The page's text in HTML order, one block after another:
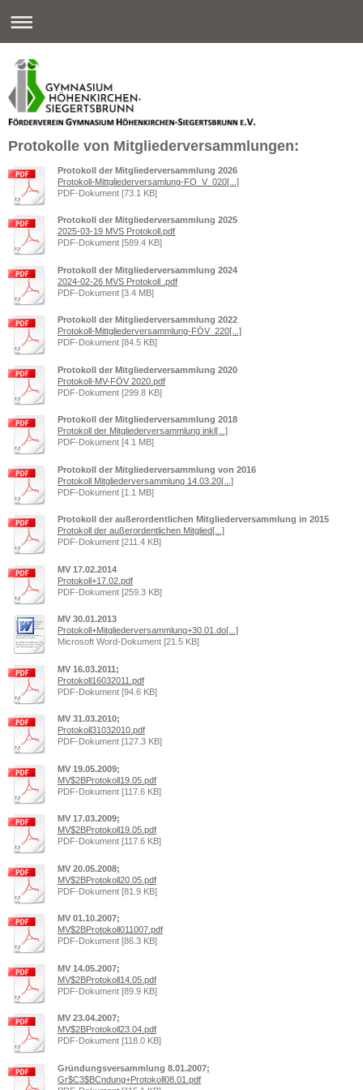
Protokolle von Mitgliederversammlungen:
Protokoll der Mitgliederversammlung 2026
Protokoll-Mittgliederversamlung-FO_V_020[...]
PDF-Dokument [73.1 KB]
Protokoll der Mitgliederversammlung 2025
2025-03-19 MVS Protokoll.pdf
PDF-Dokument [589.4 KB]
Protokoll der Mitgliederversammlung 2024
2024-02-26 MVS Protokoll .pdf
PDF-Dokument [3.4 MB]
Protokoll der Mitgliederversammlung 2022
Protokoll-Mittgliederversammlung-FÖV_220[...]
PDF-Dokument [84.5 KB]
Protokoll der Mitgliederversammlung 2020
Protokoll-MV-FÖV 2020.pdf
PDF-Dokument [299.8 KB]
Protokoll der Mitgliederversammlung 2018
Protokoll der Mitgliederversammlung inkl[...]
PDF-Dokument [4.1 MB]
Protokoll der Mitgliederversammlung von 2016
Protokoll Mitgliederversammlung 14.03.20[...]
PDF-Dokument [1.1 MB]
Protokoll der außerordentlichen Mitgliederversammlung in 2015
Protokoll der außerordentlichen Mitglied[...]
PDF-Dokument [211.4 KB]
MV 17.02.2014
Protokoll+17.02.pdf
PDF-Dokument [259.3 KB]
MV 30.01.2013
Protokoll+Mitgliederversammlung+30.01.do[...]
Microsoft Word-Dokument [21.5 KB]
MV 16.03.2011;
Protokoll16032011.pdf
PDF-Dokument [94.6 KB]
MV 31.03.2010;
Protokoll31032010.pdf
PDF-Dokument [127.3 KB]
MV 19.05.2009;
MV$2BProtokoll19.05.pdf
PDF-Dokument [117.6 KB]
MV 17.03.2009;
MV$2BProtokoll19.05.pdf
PDF-Dokument [117.6 KB]
MV 20.05.2008;
MV$2BProtokoll20.05.pdf
PDF-Dokument [81.9 KB]
MV 01.10.2007;
MV$2BProtokoll011007.pdf
PDF-Dokument [86.3 KB]
MV 14.05.2007;
MV$2BProtokoll14.05.pdf
PDF-Dokument [89.9 KB]
MV 23.04.2007;
MV$2BProtokoll23.04.pdf
PDF-Dokument [118.0 KB]
Gründungsversammlung 8.01.2007;
Gr$C3$BCndung+Protokoll08.01.pdf